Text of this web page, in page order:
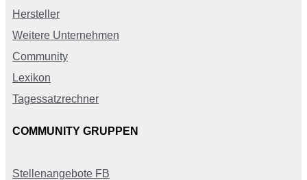
Hersteller
Weitere Unternehmen
Community
Lexikon
Tagessatzrechner
COMMUNITY GRUPPEN
Stellenangebote FB